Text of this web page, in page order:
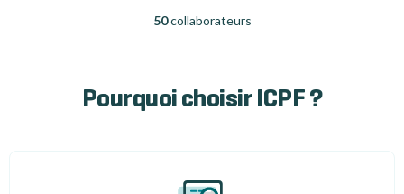
50collaborateurs
Pourquoi choisir ICPF ?